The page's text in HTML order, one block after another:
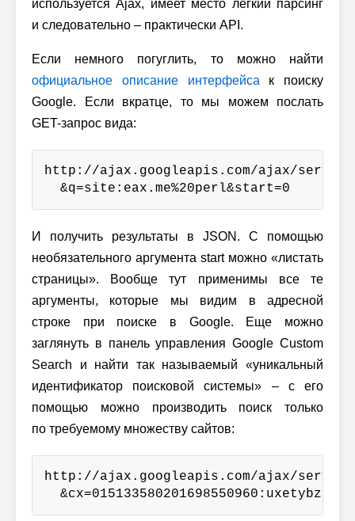
используется Ajax, имеет место легкий парсинг
и следовательно – практически API.
Если немного погуглить, то можно найти
официальное описание интерфейса к поиску
Google. Если вкратце, то мы можем послать
GET-запрос вида:
http://ajax.googleapis.com/ajax/
  &q=site:eax.me%20perl&start=0
И получить результаты в JSON. С помощью
необязательного аргумента start можно «листать
страницы». Вообще тут применимы все те
аргументы, которые мы видим в адресной
строке при поиске в Google. Еще можно
заглянуть в панель управления Google Custom
Search и найти так называемый «уникальный
идентификатор поисковой системы» – с его
помощью можно производить поиск только
по требуемому множеству сайтов:
http://ajax.googleapis.com/ajax/